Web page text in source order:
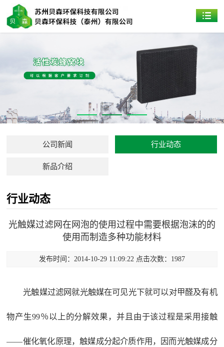
公司新闻 行业动态
新品介绍
行业动态
光触媒过滤网在网泡的使用过程中需要根据泡沫的的
使用而制造多种功能材料
发布时间：2014-10-29 11:09:22 点击次数：1987
光触媒过滤网就光触媒在可见光下就可以对甲醛及有机
物产生99％以上的分解效果，并且由于该过程是采用接触
——催化氧化原理，触媒成分起介质作用，因而光触媒成分